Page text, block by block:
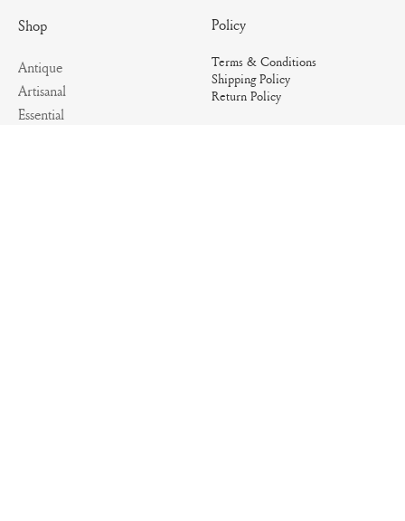
Terms & Conditions
Shipping Policy
Return Policy
Policy
Shop
Antique
Artisanal
Essential